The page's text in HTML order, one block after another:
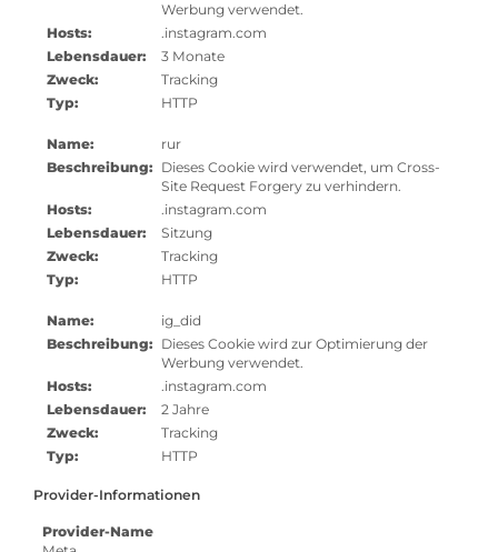
Werbung verwendet.
Hosts:
.instagram.com
Lebensdauer:
3 Monate
Zweck:
Tracking
Typ:
HTTP
Name:
rur
Beschreibung: Dieses Cookie wird verwendet, um Cross-
Site Request Forgery zu verhindern.
Hosts:
.instagram.com
Lebensdauer:
Sitzung
Zweck:
Tracking
Typ:
HTTP
Name:
ig_did
Beschreibung: Dieses Cookie wird zur Optimierung der
Werbung verwendet.
Hosts:
.instagram.com
Lebensdauer:
2 Jahre
Zweck:
Tracking
Typ:
HTTP
Provider-Informationen
Provider-Name